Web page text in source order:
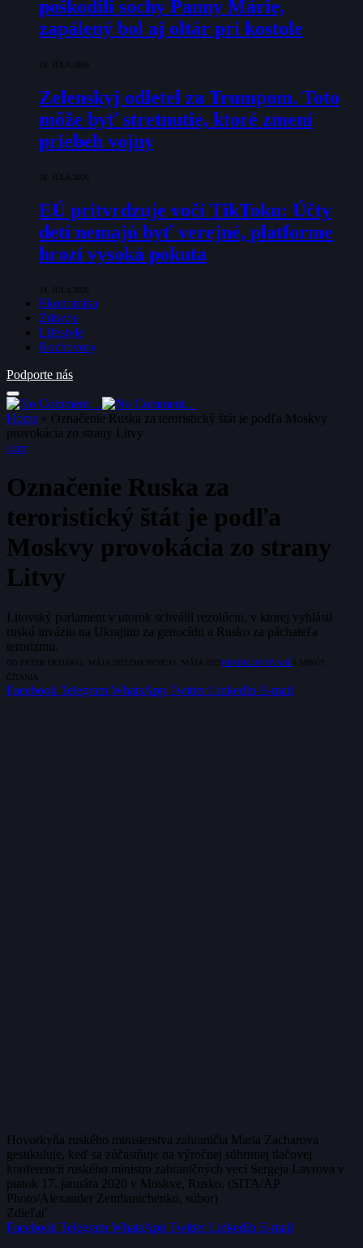
poškodili sochy Panny Márie,
zapálený bol aj oltár pri kostole
28. JÚLA 2026
Zelenskyj odletel za Trumpom. Toto
môže byť stretnutie, ktoré zmení
priebeh vojny
28. JÚLA 2026
EÚ pritvrdzuje voči TikToku: Účty
detí nemajú byť verejné, platforme
hrozí vysoká pokuta
24. JÚLA 2026
Ekonomika
Zdravie
Lifestyle
Rozhovory
Podporte nás
Home » Označenie Ruska za teroristický štát je podľa Moskvy
provokácia zo strany Litvy
SVET
Označenie Ruska za
teroristický štát je podľa
Moskvy provokácia zo strany
Litvy
Litovský parlament v utorok schválil rezolúciu, v ktorej vyhlásil
ruskú inváziu na Ukrajinu za genocídu a Rusko za páchateľa
terorizmu.
OD PETER DEDÁK 11. MÁJA 2022 ZMENENÉ: 11. MÁJA 2022 NEKOMENTOVANÉ1 MINÚT
ČÍTANIA
Facebook Telegram WhatsApp Twitter LinkedIn E-mail
Hovorkyňa ruského ministerstva zahraničia Maria Zacharova
gestikuluje, keď sa zúčastňuje na výročnej súhrnnej tlačovej
konferencii ruského ministra zahraničných vecí Sergeja Lavrova v
piatok 17. januára 2020 v Moskve, Rusko. (SITA/AP
Photo/Alexander Zemlianichenko, súbor)
Zdieľať
Facebook Telegram WhatsApp Twitter LinkedIn E-mail